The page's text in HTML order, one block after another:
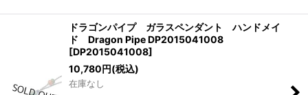
ドラゴンパイプ ガラスペンダント ハンドメイ
ド Dragon Pipe DP2015041008
[DP2015041008]
10,780円(税込)
在庫なし